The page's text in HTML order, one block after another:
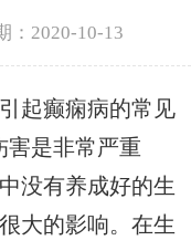
：2020-10-13
起癫痫病的常见
害是非常严重
没有养成好的生
大的影响。在生